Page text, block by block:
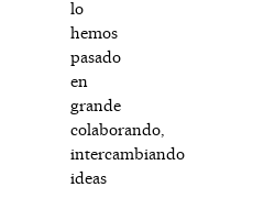
lo
hemos
pasado
en
grande
colaborando,
intercambiando
ideas